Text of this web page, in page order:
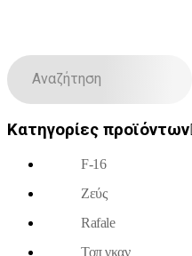
Κατηγορίες προϊόντων
F-16
Ζεύς
Rafale
Τοπ γκαν